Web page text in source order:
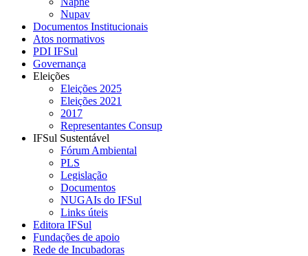
Nupav
Documentos Institucionais
Atos normativos
PDI IFSul
Governança
Eleições
Eleições 2025
Eleições 2021
2017
Representantes Consup
IFSul Sustentável
Fórum Ambiental
PLS
Legislação
Documentos
NUGAIs do IFSul
Links úteis
Editora IFSul
Fundações de apoio
Rede de Incubadoras